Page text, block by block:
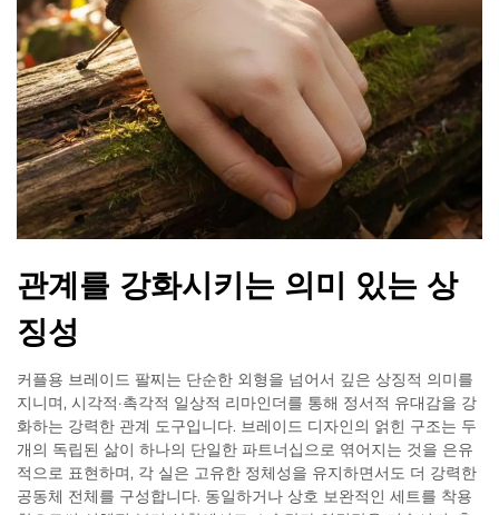
관계를 강화시키는 의미 있는 상
징성
커플용 브레이드 팔찌는 단순한 외형을 넘어서 깊은 상징적 의미를
지니며, 시각적·촉각적 일상적 리마인더를 통해 정서적 유대감을 강
화하는 강력한 관계 도구입니다. 브레이드 디자인의 얽힌 구조는 두
개의 독립된 삶이 하나의 단일한 파트너십으로 엮어지는 것을 은유
적으로 표현하며, 각 실은 고유한 정체성을 유지하면서도 더 강력한
공동체 전체를 구성합니다. 동일하거나 상호 보완적인 세트를 착용